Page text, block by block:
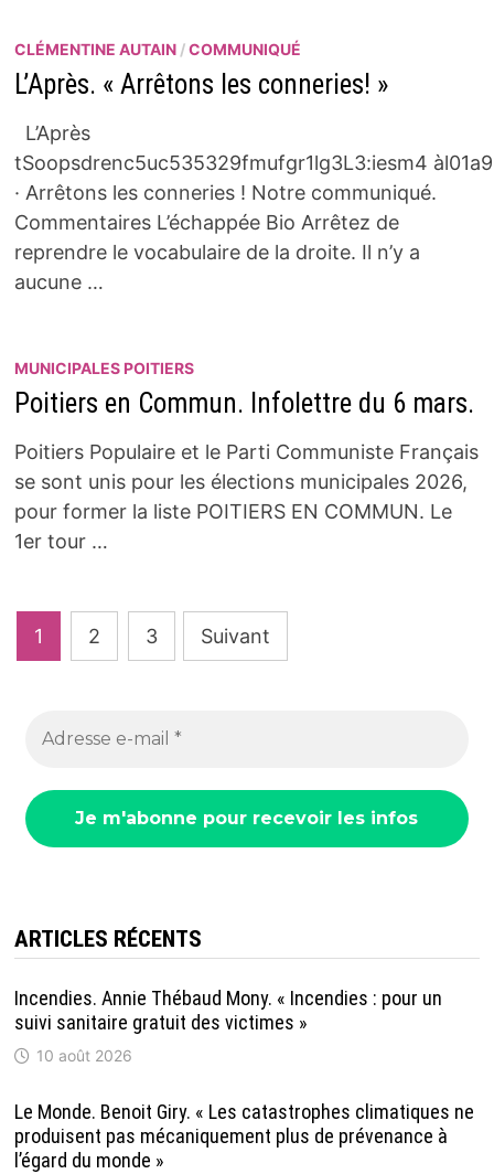
CLÉMENTINE AUTAIN/COMMUNIQUÉ
L’Après. « Arrêtons les conneries! »
L’Après
tSoopsdrenc5uc535329fmufgr1lg3L3:iesm4
· Arrêtons les conneries ! Notre communiqué.
Commentaires L’échappée Bio Arrêtez de
reprendre le vocabulaire de la droite. Il n’y a
aucune …
MUNICIPALES POITIERS
Poitiers en Commun. Infolettre du 6 mars.
Poitiers Populaire et le Parti Communiste Français
se sont unis pour les élections municipales 2026,
pour former la liste POITIERS EN COMMUN. Le
1er tour …
Pagination
des
1 2 3 Suivant
ARTICLES RÉCENTS
Incendies. Annie Thébaud Mony. « Incendies : pour un
suivi sanitaire gratuit des victimes »
10 août 2026
Le Monde. Benoit Giry. « Les catastrophes climatiques ne
produisent pas mécaniquement plus de prévenance à
l’égard du monde »